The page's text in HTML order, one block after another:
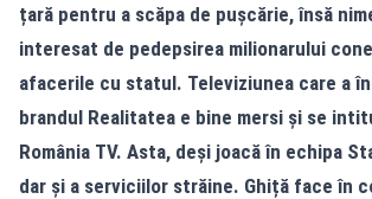
țară pentru a scăpa de pușcărie, însă
interesat de pedepsirea milionarului
afacerile cu statul. Televiziunea care a
brandul Realitatea e bine mersi și se
România TV. Asta, deși joacă în echipa
dar și a serviciilor străine. Ghiță face în